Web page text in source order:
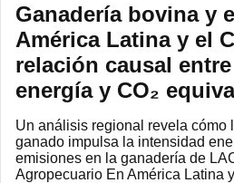
Ganadería bovina y
América Latina y el
relación causal
energía y CO₂
Un análisis regional revela cómo
ganado impulsa la intensidad
emisiones en la ganadería de
Agropecuario En América Latina